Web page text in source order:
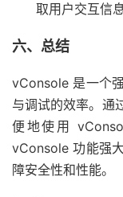
取用户交互信
六、总结
vConsole 是一个
与调试的效率。通
便地使用
vConsole 功能强
障安全性和性能。